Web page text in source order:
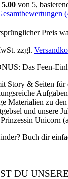
5.00von 5,
(
Preis
zzgl.
Das Feen-
Story & Seiten für
Aufgaben
Materialien zu
und unsere
Unicorn
Buch dir
DU